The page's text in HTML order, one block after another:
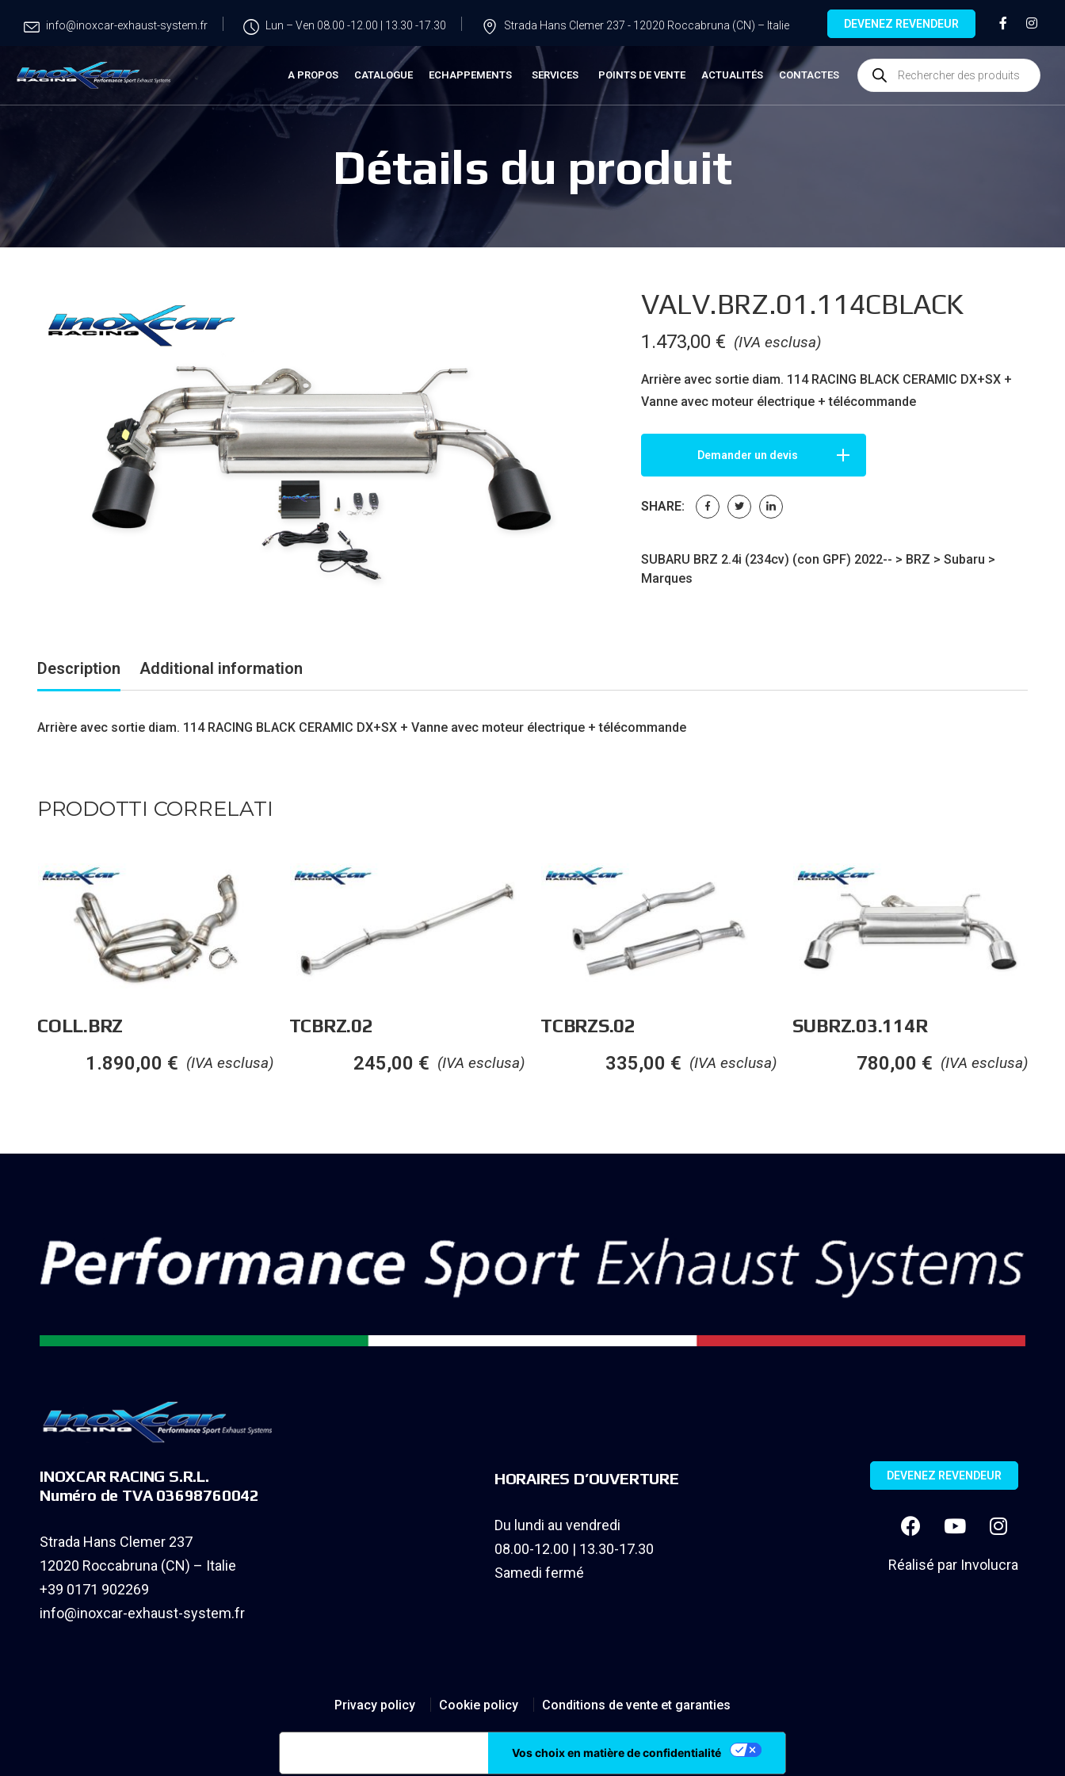
info@inoxcar-exhaust-system.fr Lun – Ven 08.00 -12.00 | 13.30 -17.30 Strada Hans Clemer 237 - 12020 Roccabruna (CN) – Italie DEVENEZ REVENDEUR
A PROPOS CATALOGUE ECHAPPEMENTS SERVICES POINTS DE VENTE ACTUALITÉS CONTACTES
Détails du produit
VALV.BRZ.01.114CBLACK
(IVA esclusa)
1.473,00 €
Arrière avec sortie diam. 114 RACING BLACK CERAMIC DX+SX +
Vanne avec moteur électrique + télécommande
Demander un devis
SHARE:
SUBARU BRZ 2.4i (234cv) (con GPF) 2022-- > BRZ > Subaru >
Marques
Description Additional information
Arrière avec sortie diam. 114 RACING BLACK CERAMIC DX+SX + Vanne avec moteur électrique + télécommande
PRODOTTI CORRELATI
COLL.BRZ
(IVA esclusa)
1.890,00 €
TCBRZ.02
(IVA esclusa)
245,00 €
TCBRZS.02
(IVA esclusa)
335,00 €
SUBRZ.03.114R
(IVA esclusa)
780,00 €
INOXCAR RACING S.R.L.
Numéro de TVA 03698760042
Strada Hans Clemer 237
12020 Roccabruna (CN) – Italie
+39 0171 902269
info@inoxcar-exhaust-system.fr
HORAIRES D’OUVERTURE
Du lundi au vendredi
08.00-12.00 | 13.30-17.30
Samedi fermé
DEVENEZ REVENDEUR
Réalisé par Involucra
Privacy policy Cookie policy Conditions de vente et garanties
Vos choix en matière de confidentialité